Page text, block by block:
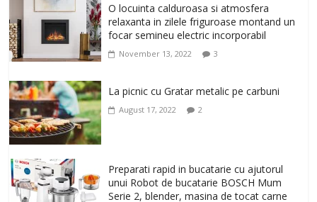
Un ten regenerat, fara riduri. Crema
antirid Ivatherm pentru o piele neteda si
elastica.
February 6, 2026 0
O locuinta calduroasa si atmosfera
relaxanta in zilele friguroase montand un
focar semineu electric incorporabil
November 13, 2022 3
La picnic cu Gratar metalic pe carbuni
August 17, 2022 2
Preparati rapid in bucatarie cu ajutorul
unui Robot de bucatarie BOSCH Mum
Serie 2, blender, masina de tocat carne